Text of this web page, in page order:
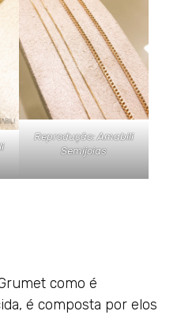
Reprodução: Amabili
Semijoias
como é
é composta por elos